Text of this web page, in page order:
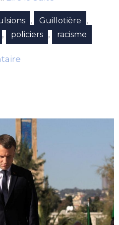
, Guillotière ,
, policiers , racisme